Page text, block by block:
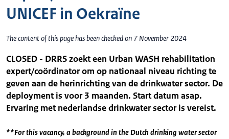
UNICEF in Oekraïne
The content of this page has been checked on 7 November 2024
CLOSED - DRRS zoekt een Urban WASH rehabilitation
expert/coördinator om op nationaal niveau richting te
geven aan de herinrichting van de drinkwater sector. De
deployment is voor 3 maanden. Start datum asap.
Ervaring met nederlandse drinkwater sector is vereist.
**For this vacancy, a background in the Dutch drinking water sector